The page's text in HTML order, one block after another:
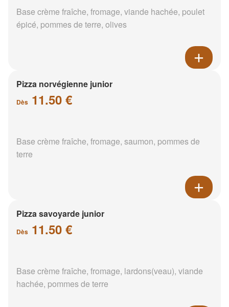
Base crème fraîche, fromage, viande hachée, poulet
épicé, pommes de terre, olives
Pizza norvégienne junior
Dès 11.50 €
Base crème fraîche, fromage, saumon, pommes de
terre
Pizza savoyarde junior
Dès 11.50 €
Base crème fraîche, fromage, lardons(veau), viande
hachée, pommes de terre